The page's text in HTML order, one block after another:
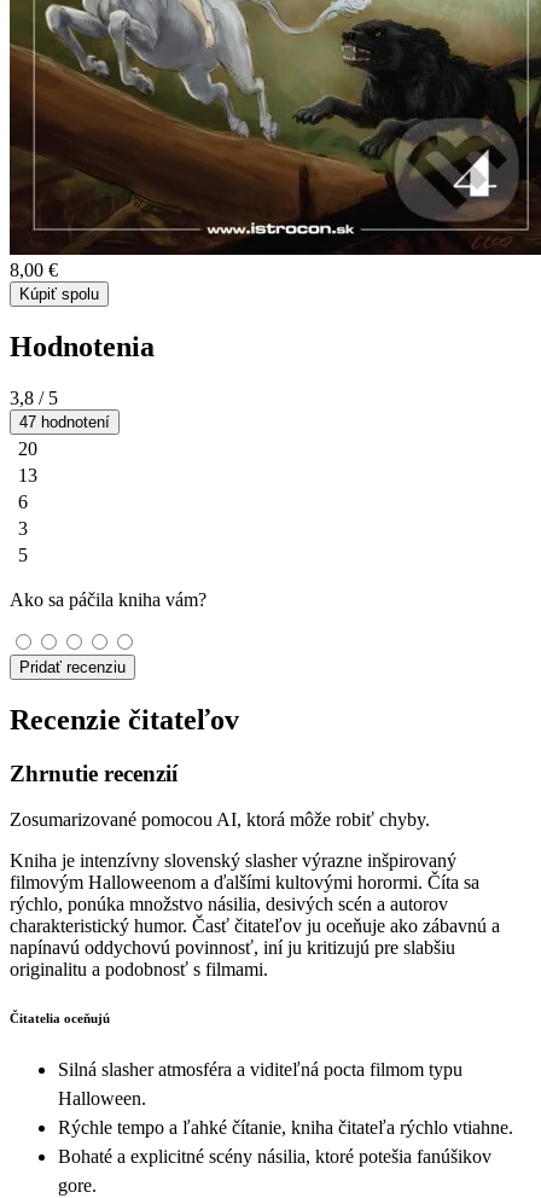
8,00 €
Kúpiť spolu
Hodnotenia
3,8 / 5
47 hodnotení
20
13
6
3
5
Ako sa páčila kniha vám?
Pridať recenziu
Recenzie čitateľov
Zhrnutie recenzií
Zosumarizované pomocou AI, ktorá môže robiť chyby.
Kniha je intenzívny slovenský slasher výrazne inšpirovaný
filmovým Halloweenom a ďalšími kultovými horormi. Číta sa
rýchlo, ponúka množstvo násilia, desivých scén a autorov
charakteristický humor. Časť čitateľov ju oceňuje ako zábavnú a
napínavú oddychovú povinnosť, iní ju kritizujú pre slabšiu
originalitu a podobnosť s filmami.
Čitatelia oceňujú
Silná slasher atmosféra a viditeľná pocta filmom typu
Halloween.
Rýchle tempo a ľahké čítanie, kniha čitateľa rýchlo vtiahne.
Bohaté a explicitné scény násilia, ktoré potešia fanúšikov
gore.